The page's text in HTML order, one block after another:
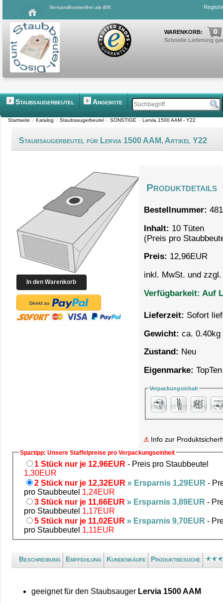
Versandkostenfrei ab 40€
WARENKORB: 0
Schnelle Lieferung
Staubsaugerbeutel Angebote
Startseite » Katalog » Staubsaugerbeutel » SONSTIGE » Lervia 1500 AAM - Y22
Staubsaugerbeutel für Lervia 1500 AAM, Artikel Y22
Produktdetails
Bestellnummer:
Inhalt: 10 Tüten
(Preis pro
Preis: 12,96EUR
inkl. MwSt. und
Verfügbarkeit: Auf
Lieferzeit: Sofort
Gewicht: ca. 0.40kg
Zustand: Neu
Eigenmarke: TopTen
Verpackungsinhalt
Info zur
Spartipp: Unsere Staffelpreise pro Verpackungseinheit
1 Stück nur je 12,96EUR - Preis pro Staubbeutel
1,30EUR
2 Stück nur je 12,32EUR » Ersparnis 1,29EUR -
pro Staubbeutel 1,24EUR
3 Stück nur je 11,66EUR » Ersparnis 3,89EUR -
pro Staubbeutel 1,17EUR
5 Stück nur je 11,02EUR » Ersparnis 9,70EUR -
pro Staubbeutel 1,11EUR
Beschreibung Empfehlung Kundenkäufe Produktbesuche
geeignet für den Staubsauger Lervia 1500 AAM